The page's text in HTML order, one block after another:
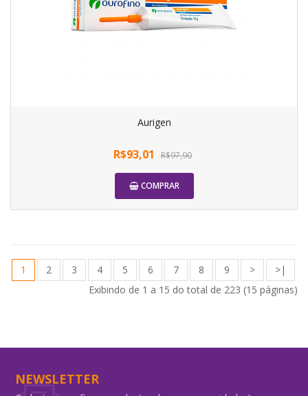
Aurigen
R$93,01 R$97,90
COMPRAR
1 2 3 4 5 6 7 8 9 >
>|
Exibindo de 1 a 15 do total de 223 (15 páginas)
NEWSLETTER